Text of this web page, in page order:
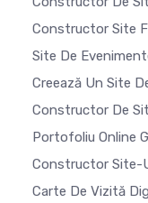
Constructor Site
Site De
Creează Un Site
Constructor De
Portofoliu Online
Constructor Site-
Carte De Vizită